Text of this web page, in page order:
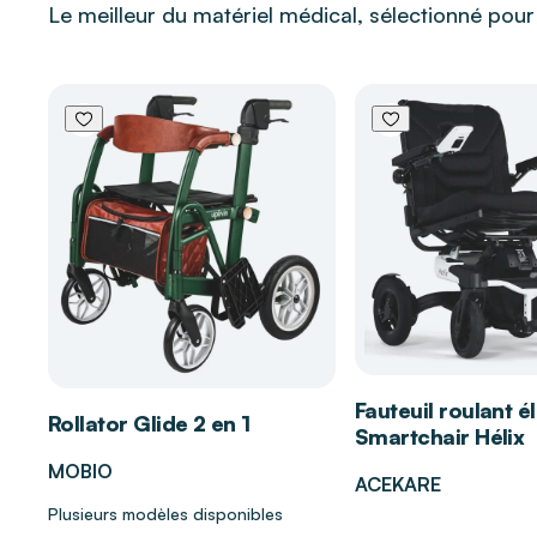
Participe au maintien de la souplesse cutanée
Convient aux peaux matures
S’intègre dans une routine de soin quotidienne
Votre magasin DISTRI CLUB MEDICAL
Votre magasinDISTRI CLUB MEDICAL, spécialiste
vous accompagne dans le choix de solutions de
besoins des peaux sèches ou fragilisées. Nos
domicile comme en environnement médical.
Le meilleur du matériel médical, sélectionné
Rollator Glide 2 en 1
MOBIO
Plusieurs modèles disponibles
Fauteuil roulant
Smartchair Hélix
ACEKARE